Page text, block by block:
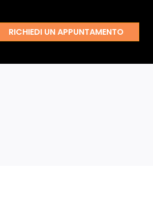
RICHIEDI UN APPUNTAMENTO